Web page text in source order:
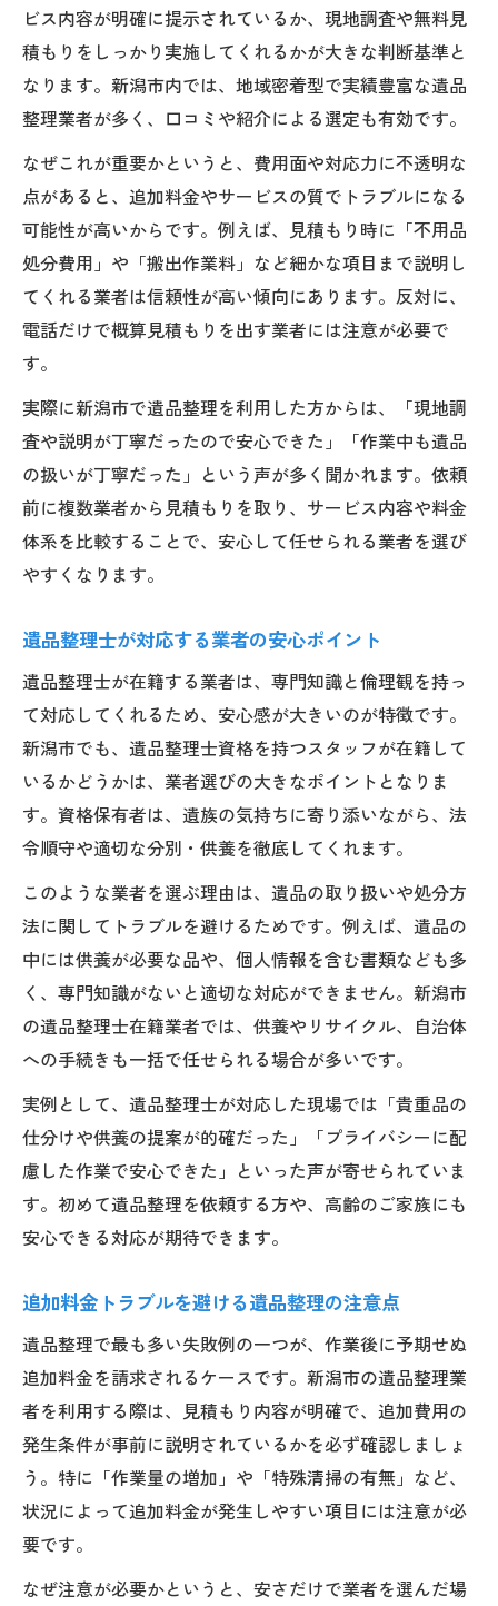
ビス内容が明確に提示されているか、現地調査や無料見
積もりをしっかり実施してくれるかが大きな判断基準と
なります。新潟市内では、地域密着型で実績豊富な遺品
整理業者が多く、口コミや紹介による選定も有効です。
なぜこれが重要かというと、費用面や対応力に不透明な
点があると、追加料金やサービスの質でトラブルになる
可能性が高いからです。例えば、見積もり時に「不用品
処分費用」や「搬出作業料」など細かな項目まで説明し
てくれる業者は信頼性が高い傾向にあります。反対に、
電話だけで概算見積もりを出す業者には注意が必要で
す。
実際に新潟市で遺品整理を利用した方からは、「現地調
査や説明が丁寧だったので安心できた」「作業中も遺品
の扱いが丁寧だった」という声が多く聞かれます。依頼
前に複数業者から見積もりを取り、サービス内容や料金
体系を比較することで、安心して任せられる業者を選び
やすくなります。
遺品整理士が対応する業者の安心ポイント
遺品整理士が在籍する業者は、専門知識と倫理観を持っ
て対応してくれるため、安心感が大きいのが特徴です。
新潟市でも、遺品整理士資格を持つスタッフが在籍して
いるかどうかは、業者選びの大きなポイントとなりま
す。資格保有者は、遺族の気持ちに寄り添いながら、法
令順守や適切な分別・供養を徹底してくれます。
このような業者を選ぶ理由は、遺品の取り扱いや処分方
法に関してトラブルを避けるためです。例えば、遺品の
中には供養が必要な品や、個人情報を含む書類なども多
く、専門知識がないと適切な対応ができません。新潟市
の遺品整理士在籍業者では、供養やリサイクル、自治体
への手続きも一括で任せられる場合が多いです。
実例として、遺品整理士が対応した現場では「貴重品の
仕分けや供養の提案が的確だった」「プライバシーに配
慮した作業で安心できた」といった声が寄せられていま
す。初めて遺品整理を依頼する方や、高齢のご家族にも
安心できる対応が期待できます。
追加料金トラブルを避ける遺品整理の注意点
遺品整理で最も多い失敗例の一つが、作業後に予期せぬ
追加料金を請求されるケースです。新潟市の遺品整理業
者を利用する際は、見積もり内容が明確で、追加費用の
発生条件が事前に説明されているかを必ず確認しましょ
う。特に「作業量の増加」や「特殊清掃の有無」など、
状況によって追加料金が発生しやすい項目には注意が必
要です。
なぜ注意が必要かというと、安さだけで業者を選んだ場